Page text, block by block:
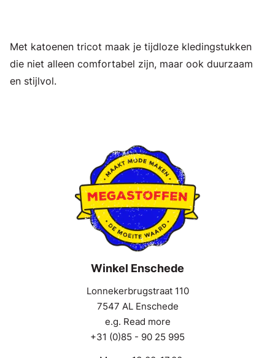
Met katoenen tricot maak je tijdloze kledingstukken
die niet alleen comfortabel zijn, maar ook duurzaam
en stijlvol.
Winkel Enschede
Lonnekerbrugstraat 110
7547 AL Enschede
e.g. Read more
+31 (0)85 - 90 25 995